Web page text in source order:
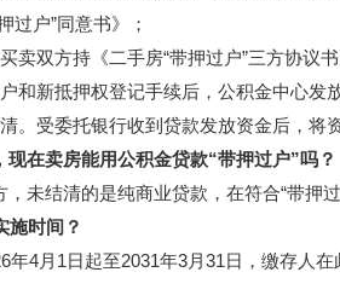
过户”同意书》；
双方持《二手房“带押过户”三方协议书
新抵押权登记手续后，公积金中心发
受委托银行收到贷款发放资金后，将
在卖房能用公积金贷款“带押过户”吗？
结清的是纯商业贷款，在符合“带押过
时间？
月1日起至2031年3月31日，缴存人在